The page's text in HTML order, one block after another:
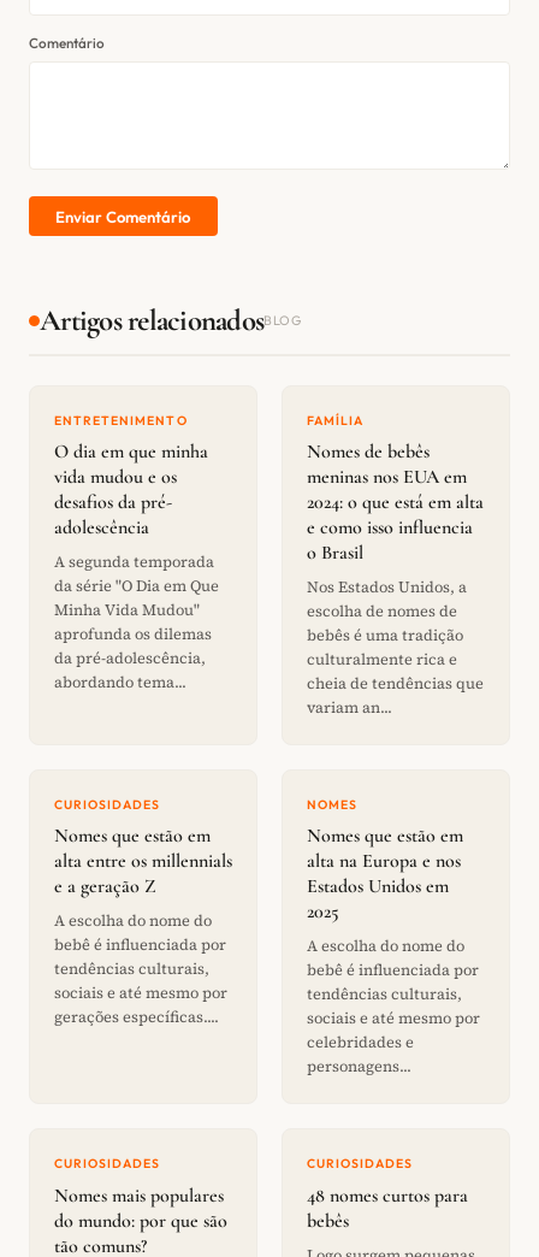
Comentário
Enviar Comentário
Artigos relacionadosBLOG
ENTRETENIMENTO
O dia em que minha
vida mudou e os
desafios da pré-
adolescência
A segunda temporada
da série "O Dia em Que
Minha Vida Mudou"
aprofunda os dilemas
da pré-adolescência,
abordando tema...
FAMÍLIA
Nomes de bebês
meninas nos EUA em
2024: o que está em alta
e como isso influencia
o Brasil
Nos Estados Unidos, a
escolha de nomes de
bebês é uma tradição
culturalmente rica e
cheia de tendências que
variam an...
CURIOSIDADES
Nomes que estão em
alta entre os millennials
e a geração Z
A escolha do nome do
bebê é influenciada por
tendências culturais,
sociais e até mesmo por
gerações específicas....
NOMES
Nomes que estão em
alta na Europa e nos
Estados Unidos em
2025
A escolha do nome do
bebê é influenciada por
tendências culturais,
sociais e até mesmo por
celebridades e
personagens...
CURIOSIDADES
Nomes mais populares
do mundo: por que são
tão comuns?
CURIOSIDADES
48 nomes curtos para
bebês